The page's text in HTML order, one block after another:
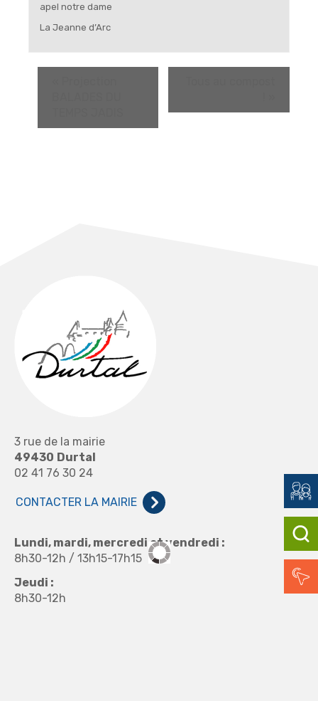
apel notre dame
La Jeanne d’Arc
3 rue de la mairie
49430 Durtal
02 41 76 30 24
CONTACTER LA MAIRIE
Lundi, mardi, mercredi et vendredi :
8h30-12h / 13h15-17h15
Jeudi :
8h30-12h